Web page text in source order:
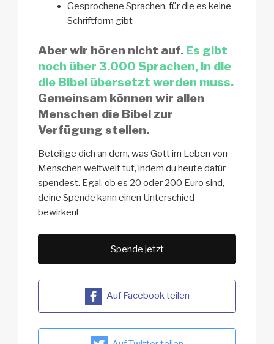
Gesprochene Sprachen, für die es keine
Schriftform gibt
Aber wir hören nicht auf. Es gibt
noch über 3.000 Sprachen, in die
die Bibel übersetzt werden muss.
Gemeinsam können wir allen
Menschen die Bibel zur
Verfügung stellen.
Beteilige dich an dem, was Gott im Leben von
Menschen weltweit tut, indem du heute dafür
spendest. Egal, ob es 20 oder 200 Euro sind,
deine Spende kann einen Unterschied
bewirken!
Spende jetzt
Auf Facebook teilen